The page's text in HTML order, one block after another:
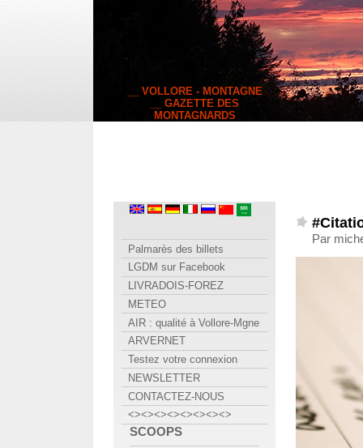
__ VOLLORE - MONTAGNE
__ GAZETTE DES
MONTAGNARDS
Par
Palmarès des billets
LGDM sur Facebook
LIVRADOIS-FOREZ
METEO
AIR : qualité à Vollore-Mgne
ARVERNET
Testez votre connexion
NEWSLETTER
CONTACTEZ-NOUS
<><><><><><><><>
SCOOPS